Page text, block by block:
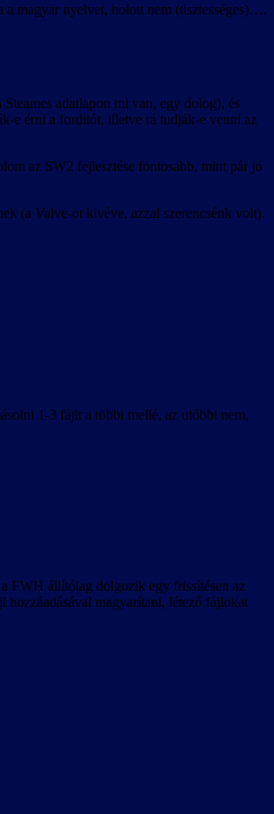
magyar nyelvet, holott nem (tisztességes)….
adatlapon mi van, egy dolog), és
e érni a fordítót, illetve rá tudják-e venni az
az SW2 fejlesztése fontosabb, mint pár jó
(a Valve-ot kivéve, azzal szerencsénk volt).
1-3 fájlt a többi mellé, az utóbbi nem,
FWH állítólag dolgozik egy frissítésen az
hozzáadásával magyarítani, létező fájlokat